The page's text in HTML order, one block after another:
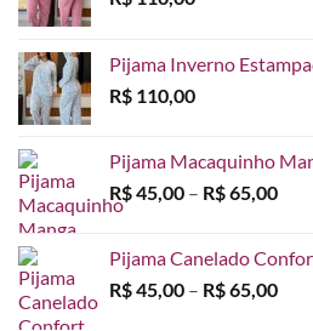
Pijama Inverno
R$ 110,00
Pijama Macaquinho
R$45,00 – R$65,00Faixa
R$
Pijama Canelado
R$45,00 – R$65,00Faixa